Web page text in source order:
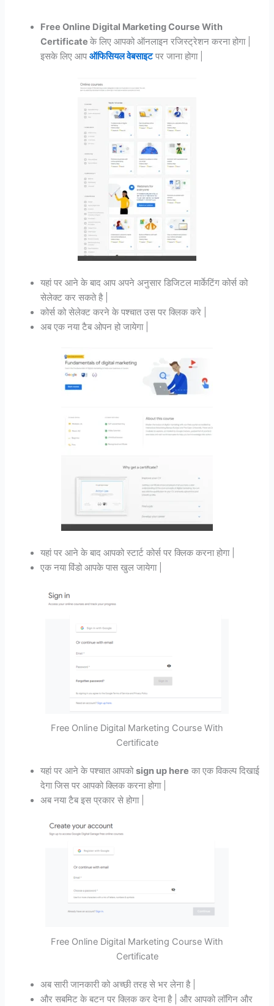
Free Online Digital Marketing Course With
Certificateके लिए आपको ऑनलाइन रजिस्ट्रेशन करना होगा |
इसके लिए आपऑफिसियल वेबसाइटपर जाना होगा |
यहां पर आने के बाद आप अपने अनुसार डिजिटल मार्केटिंग कोर्स को
सेलेक्ट कर सकते है |
कोर्स को सेलेक्ट करने के पश्चात उस पर क्लिक करे |
अब एक नया टैब ओपन हो जायेगा |
यहां पर आने के बाद आपको स्टार्ट कोर्स पर क्लिक करना होगा |
एक नया विंडो आपके पास खुल जायेगा |
Free Online Digital Marketing Course With
Certificate
यहां पर आने के पश्चात आपकोsign up here का एक विकल्प दिखाई
देगा जिस पर आपको क्लिक करना होगा |
अब नया टैब इस प्रकार से होगा |
Free Online Digital Marketing Course With
Certificate
अब सारी जानकारी को अच्छी तरह से भर लेना है |
और सबमिट के बटन पर क्लिक कर देना है | और आपको लॉगिन और